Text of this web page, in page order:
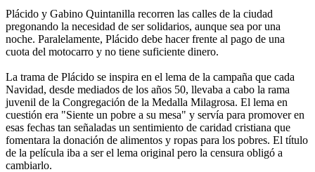
Plácido y Gabino Quintanilla recorren las calles de la ciudad
pregonando la necesidad de ser solidarios, aunque sea por una
noche. Paralelamente, Plácido debe hacer frente al pago de una
cuota del motocarro y no tiene suficiente dinero.
La trama de Plácido se inspira en el lema de la campaña que cada
Navidad, desde mediados de los años 50, llevaba a cabo la rama
juvenil de la Congregación de la Medalla Milagrosa. El lema en
cuestión era "Siente un pobre a su mesa" y servía para promover en
esas fechas tan señaladas un sentimiento de caridad cristiana que
fomentara la donación de alimentos y ropas para los pobres. El título
de la película iba a ser el lema original pero la censura obligó a
cambiarlo.